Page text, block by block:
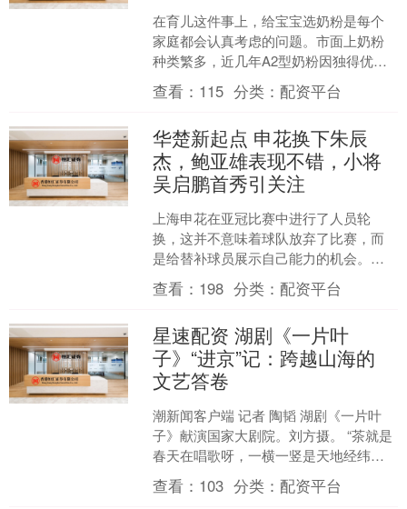
在育儿这件事上，给宝宝选奶粉是每个
家庭都会认真考虑的问题。市面上奶粉
种类繁多，近几年A2型奶粉因独得优
势，受到不少家长的关注。其中，君乐
宝至臻A2奶牛奶粉是口碑....
查看： 115 分类：配资平台
华楚新起点 申花换下朱辰
杰，鲍亚雄表现不错，小将
吴启鹏首秀引关注
上海申花在亚冠比赛中进行了人员轮
换，这并不意味着球队放弃了比赛，而
是给替补球员展示自己能力的机会。主
教练斯卢茨基在上一场比赛的3-3战平让
他倍感压力。但特谢拉精....
查看： 198 分类：配资平台
星速配资 湖剧《一片叶
子》“进京”记：跨越山海的
文艺答卷
潮新闻客户端 记者 陶韬 湖剧《一片叶
子》献演国家大剧院。刘方摄。 “茶就是
春天在唱歌呀，一横一竖是天地经纬，
一撇一捺是人立茶山。”湖州山水间孕育
的“绿叶”，这....
查看： 103 分类：配资平台